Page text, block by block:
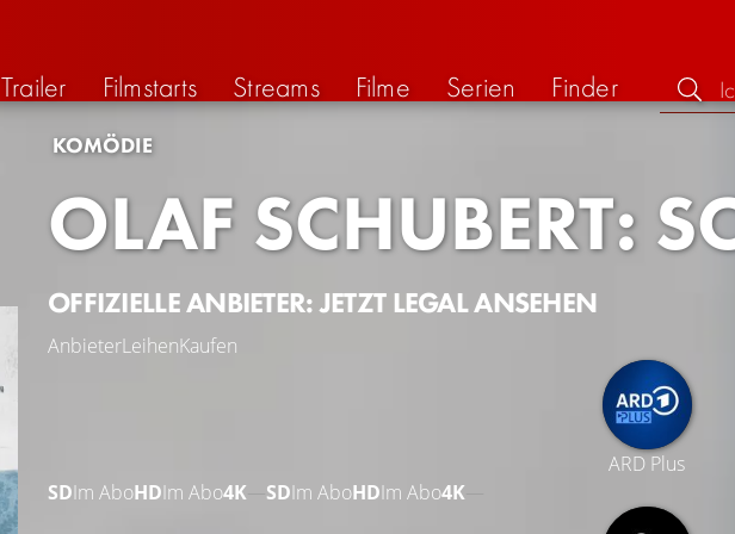
Trailer Filmstarts Streams Filme Serien Finder
KOMÖDIE
OLAF SCHUBERT:
OFFIZIELLE ANBIETER: JETZT LEGAL ANSEHEN
AnbieterLeihenKaufen
ARD Plus
SDIm AboHDIm Abo4K SDIm AboHDIm Abo4K